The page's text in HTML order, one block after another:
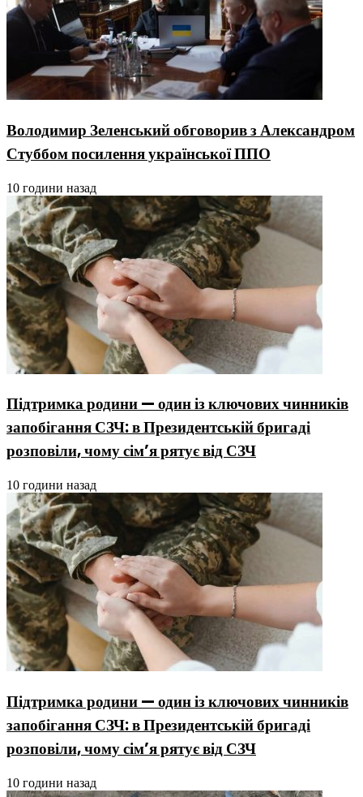
Володимир Зеленський обговорив з Александром
Стуббом посилення української ППО
10 години назад
Підтримка родини — один із ключових чинників
запобігання СЗЧ: в Президентській бригаді
розповіли, чому сім’я рятує від СЗЧ
10 години назад
Підтримка родини — один із ключових чинників
запобігання СЗЧ: в Президентській бригаді
розповіли, чому сім’я рятує від СЗЧ
10 години назад